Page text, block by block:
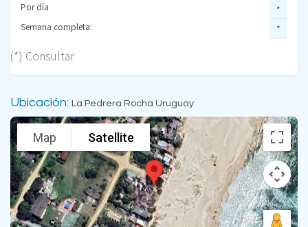
Por día
Semana completa:
*
*
(*) Consultar
Ubicación: La Pedrera Rocha Uruguay
Map Satellite